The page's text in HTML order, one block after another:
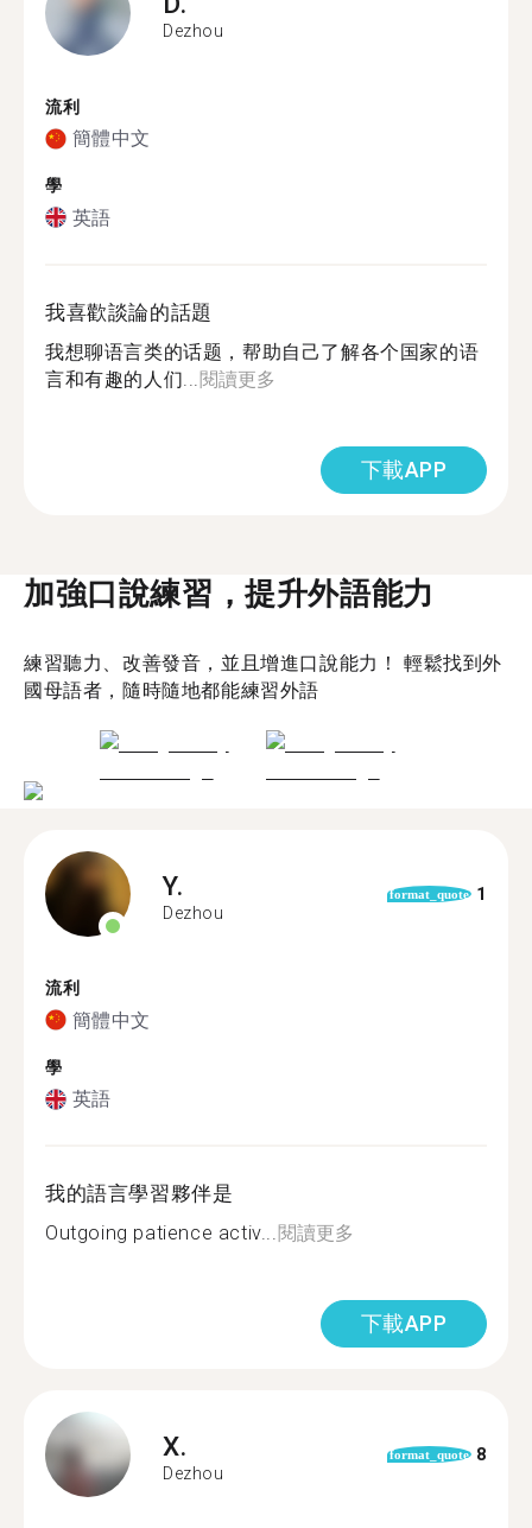
Dezhou
流利
簡體中文
學
英語
我喜歡談論的話題
我想聊语言类的话题，帮助自己了解各个国家的语
言和有趣的人们... 閱讀更多
下載APP
加強口說練習，提升外語能力
練習聽力、改善發音，並且增進口說能力！ 輕鬆找到外
國母語者，隨時隨地都能練習外語
Y.
Dezhou
format_quote 1
流利
簡體中文
學
英語
我的語言學習夥伴是
Outgoing patience activ...閱讀更多
下載APP
X.
Dezhou
format_quote 8